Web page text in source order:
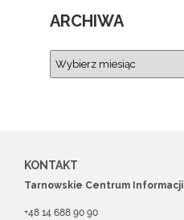
ARCHIWA
KONTAKT
Tarnowskie Centrum Informacji
+48 14 688 90 90